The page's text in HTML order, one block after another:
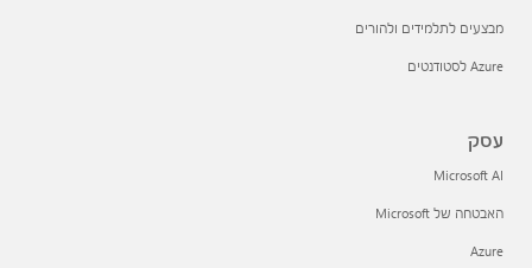
מבצעים לתלמידים ולהורים
Azure לסטודנטים
עסק
Microsoft AI
האבטחה של Microsoft
Azure